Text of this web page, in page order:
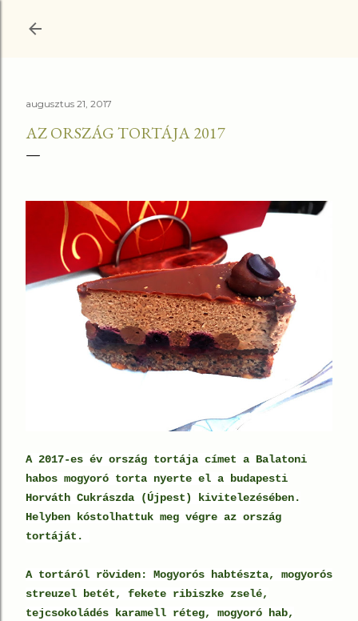
augusztus 21, 2017
AZ ORSZÁG TORTÁJA 2017
A 2017-es év ország tortája címet a Balatoni
habos mogyoró torta nyerte el a budapesti
Horváth Cukrászda (Újpest) kivitelezésében.
Helyben kóstolhattuk meg végre az ország
tortáját.
A tortáról röviden: Mogyorós habtészta, mogyorós
streuzel betét, fekete ribiszke zselé,
tejcsokoládés karamell réteg, mogyoró hab,